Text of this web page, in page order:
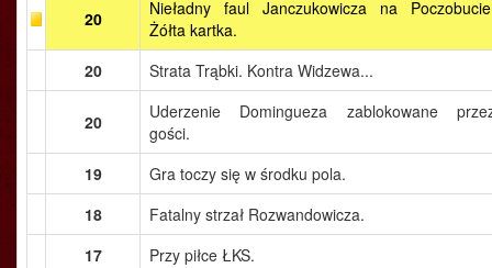
20
Nieładny faul Janczukowicza na
Żółta kartka.
20
Strata Trąbki. Kontra Widzewa...
20
Uderzenie Domingueza zablokowane
gości.
19
Gra toczy się w środku pola.
18
Fatalny strzał Rozwandowicza.
17
Przy piłce ŁKS.